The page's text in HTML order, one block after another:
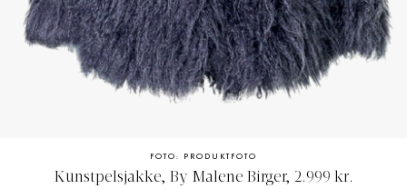
FOTO: PRODUKTFOTO
Kunstpelsjakke, By Malene Birger, 2.999 kr.